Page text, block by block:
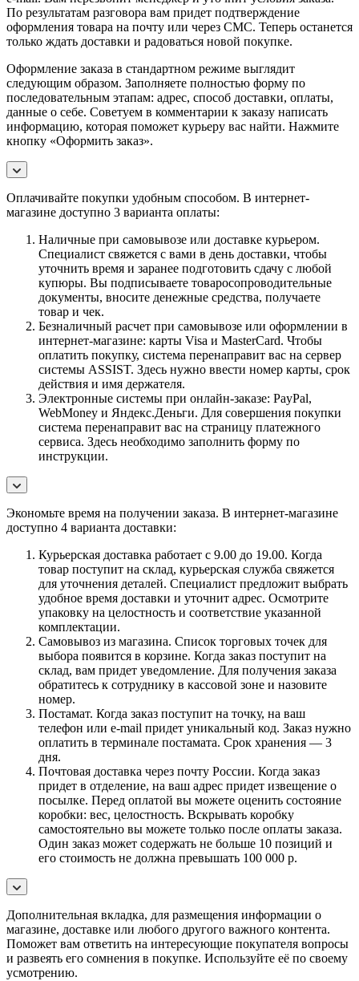
По результатам разговора вам придет подтверждение
оформления товара на почту или через СМС. Теперь останется
только ждать доставки и радоваться новой покупке.
Оформление заказа в стандартном режиме выглядит
следующим образом. Заполняете полностью форму по
последовательным этапам: адрес, способ доставки, оплаты,
данные о себе. Советуем в комментарии к заказу написать
информацию, которая поможет курьеру вас найти. Нажмите
кнопку «Оформить заказ».
Оплачивайте покупки удобным способом. В интернет-
магазине доступно 3 варианта оплаты:
Наличные при самовывозе или доставке курьером.
Специалист свяжется с вами в день доставки, чтобы
уточнить время и заранее подготовить сдачу с любой
купюры. Вы подписываете товаросопроводительные
документы, вносите денежные средства, получаете
товар и чек.
Безналичный расчет при самовывозе или оформлении в
интернет-магазине: карты Visa и MasterCard. Чтобы
оплатить покупку, система перенаправит вас на сервер
системы ASSIST. Здесь нужно ввести номер карты, срок
действия и имя держателя.
Электронные системы при онлайн-заказе: PayPal,
WebMoney и Яндекс.Деньги. Для совершения покупки
система перенаправит вас на страницу платежного
сервиса. Здесь необходимо заполнить форму по
инструкции.
Экономьте время на получении заказа. В интернет-магазине
доступно 4 варианта доставки:
Курьерская доставка работает с 9.00 до 19.00. Когда
товар поступит на склад, курьерская служба свяжется
для уточнения деталей. Специалист предложит выбрать
удобное время доставки и уточнит адрес. Осмотрите
упаковку на целостность и соответствие указанной
комплектации.
Самовывоз из магазина. Список торговых точек для
выбора появится в корзине. Когда заказ поступит на
склад, вам придет уведомление. Для получения заказа
обратитесь к сотруднику в кассовой зоне и назовите
номер.
Постамат. Когда заказ поступит на точку, на ваш
телефон или e-mail придет уникальный код. Заказ нужно
оплатить в терминале постамата. Срок хранения — 3
дня.
Почтовая доставка через почту России. Когда заказ
придет в отделение, на ваш адрес придет извещение о
посылке. Перед оплатой вы можете оценить состояние
коробки: вес, целостность. Вскрывать коробку
самостоятельно вы можете только после оплаты заказа.
Один заказ может содержать не больше 10 позиций и
его стоимость не должна превышать 100 000 р.
Дополнительная вкладка, для размещения информации о
магазине, доставке или любого другого важного контента.
Поможет вам ответить на интересующие покупателя вопросы
и развеять его сомнения в покупке. Используйте её по своему
усмотрению.